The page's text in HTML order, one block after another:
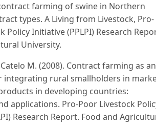
farming of swine in Northern
types. A Living from Livestock, Pro-
Policy Initiative (PPLPI) Research
University.
M. (2008). Contract farming as an
rural smallholders in
in developing countries:
applications. Pro-Poor Livestock
Research Report. Food and